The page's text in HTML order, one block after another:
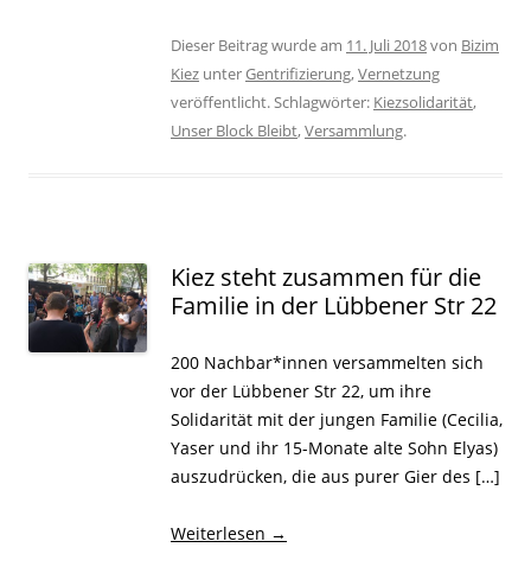
Dieser Beitrag wurde am 11. Juli 2018von Bizim
Kiez unterGentrifizierung,Vernetzung
veröffentlicht. Schlagwörter: Kiezsolidarität,
Unser Block Bleibt,Versammlung.
Kiez steht zusammen für die
Familie in der Lübbener Str 22
200 Nachbar*innen versammelten sich
vor der Lübbener Str 22, um ihre
Solidarität mit der jungen Familie (Cecilia,
Yaser und ihr 15-Monate alte Sohn Elyas)
auszudrücken, die aus purer Gier des […]
Weiterlesen →